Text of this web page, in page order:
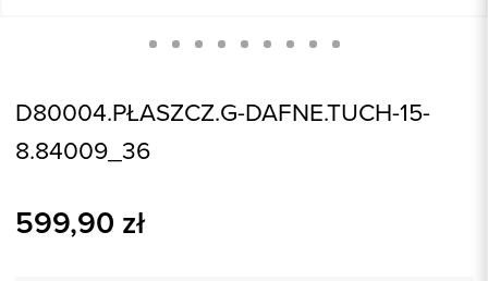
D80004.PŁASZCZ.G-DAFNE.TUCH-15-
8.84009_36
599,90 zł